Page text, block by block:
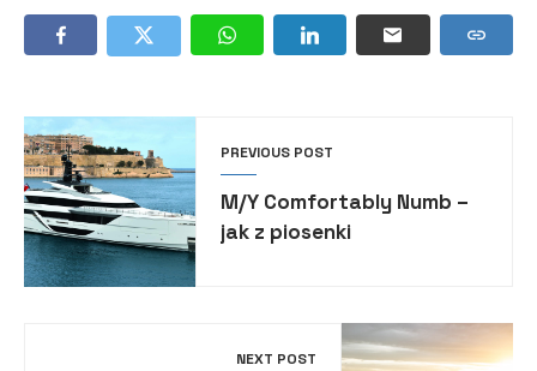
PREVIOUS POST
M/Y Comfortably Numb –
jak z piosenki
NEXT POST